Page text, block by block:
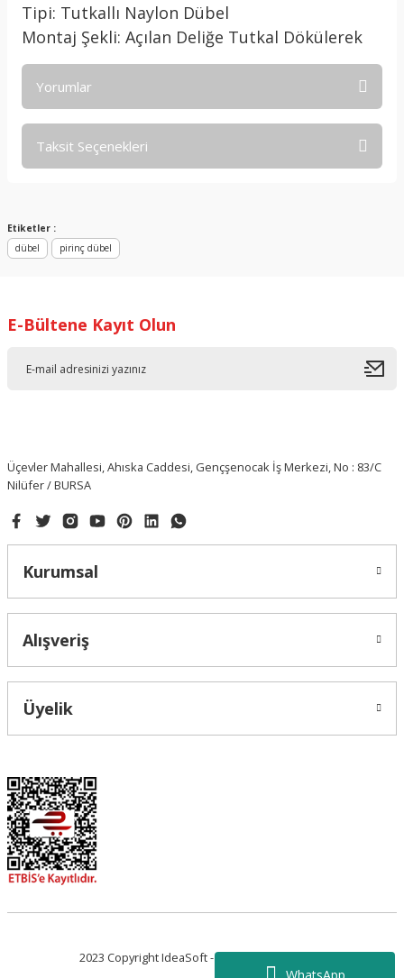
WhatsApp
Tipi: Tutkallı Naylon Dübel
Montaj Şekli: Açılan Deliğe Tutkal Dökülerek
Yorumlar
Taksit Seçenekleri
Etiketler :
dübel
pirinç dübel
E-Bültene Kayıt Olun
Üçevler Mahallesi, Ahıska Caddesi, Gençşenocak İş Merkezi, No : 83/C
Nilüfer / BURSA
Kurumsal
Alışveriş
Üyelik
2023 Copyright IdeaSoft - Tüm Hakları Saklıdır.